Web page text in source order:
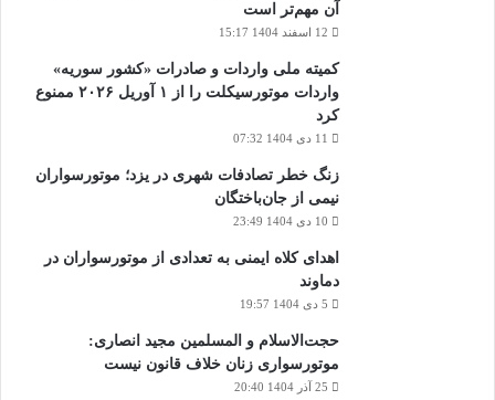
آن مهم‌تر است
12 اسفند 1404 15:17
کمیته ملی واردات و صادرات «کشور سوریه»
واردات موتورسیکلت را از ۱ آوریل ۲۰۲۶ ممنوع
کرد
11 دی 1404 07:32
زنگ خطر تصادفات شهری در یزد؛ موتورسواران
نیمی از جان‌باختگان
10 دی 1404 23:49
اهدای کلاه ایمنی به تعدادی از موتورسواران در
دماوند
5 دی 1404 19:57
حجت‌الاسلام و المسلمین مجید انصاری:
موتورسواری زنان خلاف قانون نیست
25 آذر 1404 20:40